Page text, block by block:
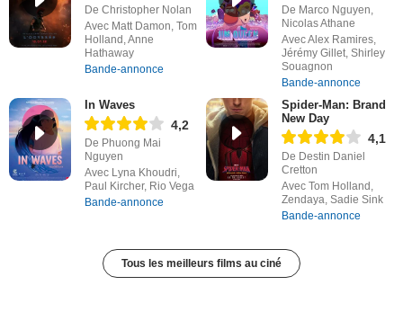
De Christopher Nolan
Avec Matt Damon, Tom
Holland, Anne
Hathaway
Bande-annonce
De Marco Nguyen,
Nicolas Athane
Avec Alex Ramires,
Jérémy Gillet, Shirley
Souagnon
Bande-annonce
In Waves
4,2
De Phuong Mai
Nguyen
Avec Lyna Khoudri,
Paul Kircher, Rio Vega
Bande-annonce
Spider-Man: Brand
New Day
4,1
De Destin Daniel
Cretton
Avec Tom Holland,
Zendaya, Sadie Sink
Bande-annonce
Tous les meilleurs films au ciné